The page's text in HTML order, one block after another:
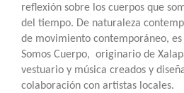
reflexión sobre los cuerpos que
del tiempo. De naturaleza
de movimiento contemporáneo,
Somos Cuerpo, originario de
vestuario y música creados y
colaboración con artistas locales.